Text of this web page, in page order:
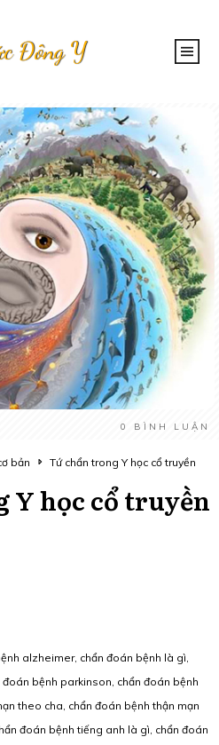
Đông Y
0 BÌNH LUẬN
bản Tứ chẩn trong Y học cổ truyền
Y học cổ truyền
alzheimer, chẩn đoán bệnh là gì,
bệnh parkinson, chẩn đoán bệnh
theo cha, chẩn đoán bệnh thận mạn
đoán bệnh tiếng anh là gì, chẩn đoán